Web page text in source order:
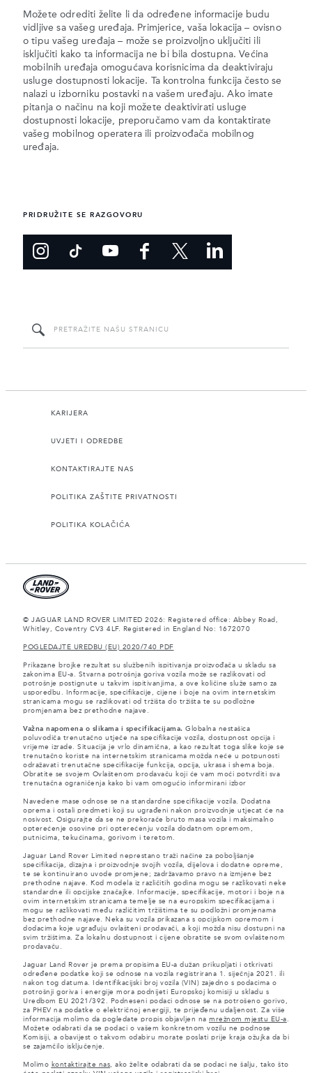
Možete odrediti želite li da određene informacije budu
vidljive sa vašeg uređaja. Primjerice, vaša lokacija – ovisno
o tipu vašeg uređaja – može se proizvoljno uključiti ili
isključiti kako ta informacija ne bi bila dostupna. Većina
mobilnih uređaja omogućava korisnicima da deaktiviraju
usluge dostupnosti lokacije. Ta kontrolna funkcija često se
nalazi u izborniku postavki na vašem uređaju. Ako imate
pitanja o načinu na koji možete deaktivirati usluge
dostupnosti lokacije, preporučamo vam da kontaktirate
vašeg mobilnog operatera ili proizvođača mobilnog
uređaja.
PRIDRUŽITE SE RAZGOVORU
KARIJERA
UVJETI I ODREDBE
KONTAKTIRAJTE NAS
POLITIKA ZAŠTITE PRIVATNOSTI
POLITIKA KOLAČIĆA
© JAGUAR LAND ROVER LIMITED 2026: Registered office: Abbey Road,
Whitley, Coventry CV3 4LF. Registered in England No: 1672070
POGLEDAJTE UREDBU (EU) 2020/740 PDF
Prikazane brojke rezultat su službenih ispitivanja proizvođača u skladu sa
zakonima EU-a. Stvarna potrošnja goriva vozila može se razlikovati od
potrošnje postignute u takvim ispitivanjima, a ove količine služe samo za
usporedbu. Informacije, specifikacije, cijene i boje na ovim internetskim
stranicama mogu se razlikovati od tržišta do tržišta te su podložne
promjenama bez prethodne najave.
Važna napomena o slikama i specifikacijama. Globalna nestašica
poluvodiča trenutačno utječe na specifikacije vozila, dostupnost opcija i
vrijeme izrade. Situacija je vrlo dinamična, a kao rezultat toga slike koje se
trenutačno koriste na internetskim stranicama možda neće u potpunosti
odražavati trenutačne specifikacije funkcija, opcija, ukrasa i shema boja.
Obratite se svojem Ovlaštenom prodavaču koji će vam moći potvrditi sva
trenutačna ograničenja kako bi vam omogućio informirani izbor
Navedene mase odnose se na standardne specifikacije vozila. Dodatna
oprema i ostali predmeti koji su ugrađeni nakon proizvodnje utjecat će na
nosivost. Osigurajte da se ne prekorače bruto masa vozila i maksimalno
opterećenje osovine pri opterećenju vozila dodatnom opremom,
putnicima, tekućinama, gorivom i teretom.
Jaguar Land Rover Limited neprestano traži načine za poboljšanje
specifikacija, dizajna i proizvodnje svojih vozila, dijelova i dodatne opreme,
te se kontinuirano uvode promjene; zadržavamo pravo na izmjene bez
prethodne najave. Kod modela iz različitih godina mogu se razlikovati neke
standardne ili opcijske značajke. Informacije, specifikacije, motori i boje na
ovim internetskim stranicama temelje se na europskim specifikacijama i
mogu se razlikovati među različitim tržištima te su podložni promjenama
bez prethodne najave. Neka su vozila prikazana s opcijskom opremom i
dodacima koje ugrađuju ovlašteni prodavači, a koji možda nisu dostupni na
svim tržištima. Za lokalnu dostupnost i cijene obratite se svom ovlaštenom
prodavaču.
Jaguar Land Rover je prema propisima EU-a dužan prikupljati i otkrivati
određene podatke koji se odnose na vozila registrirana 1. siječnja 2021. ili
nakon tog datuma. Identifikacijski broj vozila (VIN) zajedno s podacima o
potrošnji goriva i energije mora podnijeti Europskoj komisiji u skladu s
Uredbom EU 2021/392. Podneseni podaci odnose se na potrošeno gorivo,
za PHEV na podatke o električnoj energiji, te prijeđenu udaljenost. Za više
informacija molimo da pogledate propis objavljen na mrežnom mjestu EU-a .
Možete odabrati da se podaci o vašem konkretnom vozilu ne podnose
Komisiji, a obavijest o takvom odabiru morate poslati prije kraja ožujka da bi
se zajamčilo isključenje.
Molimo kontaktirajte nas, ako želite odabrati da se podaci ne šalju, tako što